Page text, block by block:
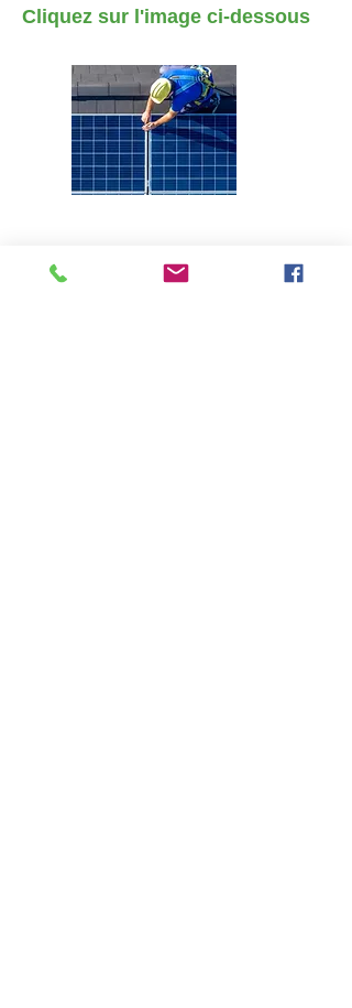
Cliquez sur l'image ci-dessous